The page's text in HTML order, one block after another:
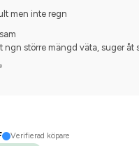
men inte regn
ngn större mängd väta, suger åt
Verifierad köpare